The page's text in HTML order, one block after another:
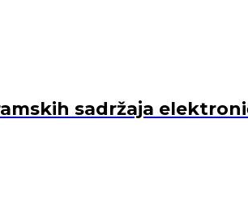
sadržaja